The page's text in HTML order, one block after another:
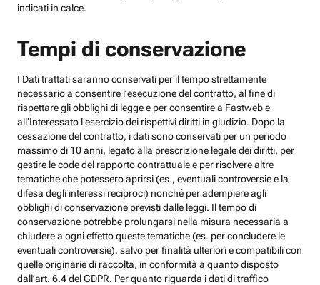
indicati in calce.
Tempi di conservazione
I Dati trattati saranno conservati per il tempo strettamente
necessario a consentire l’esecuzione del contratto, al fine di
rispettare gli obblighi di legge e per consentire a Fastweb e
all’Interessato l’esercizio dei rispettivi diritti in giudizio. Dopo la
cessazione del contratto, i dati sono conservati per un periodo
massimo di 10 anni, legato alla prescrizione legale dei diritti, per
gestire le code del rapporto contrattuale e per risolvere altre
tematiche che potessero aprirsi (es., eventuali controversie e la
difesa degli interessi reciproci) nonché per adempiere agli
obblighi di conservazione previsti dalle leggi. Il tempo di
conservazione potrebbe prolungarsi nella misura necessaria a
chiudere a ogni effetto queste tematiche (es. per concludere le
eventuali controversie), salvo per finalità ulteriori e compatibili con
quelle originarie di raccolta, in conformità a quanto disposto
dall’art. 6.4 del GDPR. Per quanto riguarda i dati di traffico